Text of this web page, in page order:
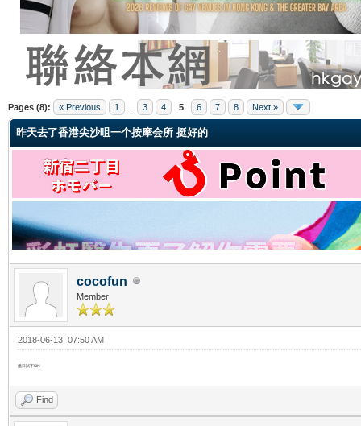
Pages (8): « Previous 1 3 4 5 6 7 8 Next »
昨天去了香港尖沙咀一个按摩会所 挺好的
cocofun
Member
2018-06-13, 07:50 AM
搵日試下SIN
Find